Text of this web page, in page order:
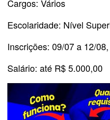
Cargos: Vários
Escolaridade: Nível
Inscrições: 09/07 a 12/
Salário: até R$ 5.000,00